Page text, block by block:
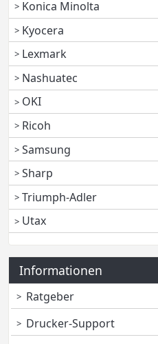
Konica Minolta
Kyocera
Lexmark
Nashuatec
OKI
Ricoh
Samsung
Sharp
Triumph-Adler
Utax
Informationen
Ratgeber
Drucker-Support